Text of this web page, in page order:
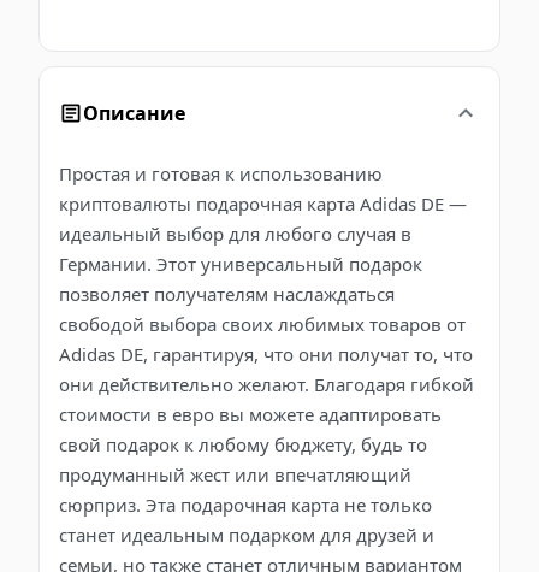
Описание
Простая и готовая к использованию
криптовалюты подарочная карта Adidas DE —
идеальный выбор для любого случая в
Германии. Этот универсальный подарок
позволяет получателям наслаждаться
свободой выбора своих любимых товаров от
Adidas DE, гарантируя, что они получат то, что
они действительно желают. Благодаря гибкой
стоимости в евро вы можете адаптировать
свой подарок к любому бюджету, будь то
продуманный жест или впечатляющий
сюрприз. Эта подарочная карта не только
станет идеальным подарком для друзей и
семьи, но также станет отличным вариантом